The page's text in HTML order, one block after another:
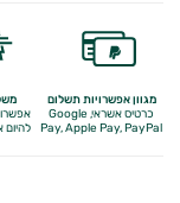
התרנגול
|
מגוון אפשרויות תשלום
כרטיס אשראי, Google
Pay,Apple Pay, PayPal
להיום או 3-5 ימי